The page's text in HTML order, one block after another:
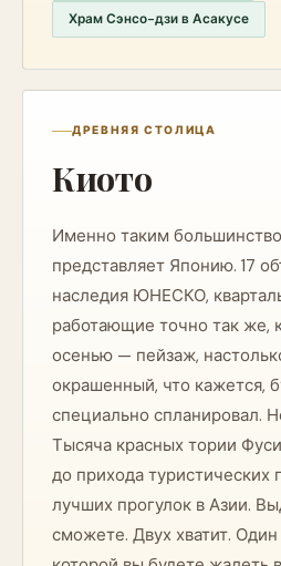
Храм Сэнсо-дзи в Асакусе
ДРЕВНЯЯ СТОЛИЦА
Киото
Именно таким
представляет Японию. 17
наследия ЮНЕСКО,
работающие точно так же,
осенью — пейзаж,
окрашенный, что кажется,
специально спланировал.
Тысяча красных тории
до прихода туристических
лучших прогулок в Азии.
сможете. Двух хватит.